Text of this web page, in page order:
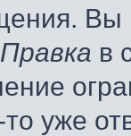
Вы
Правка в
то уже